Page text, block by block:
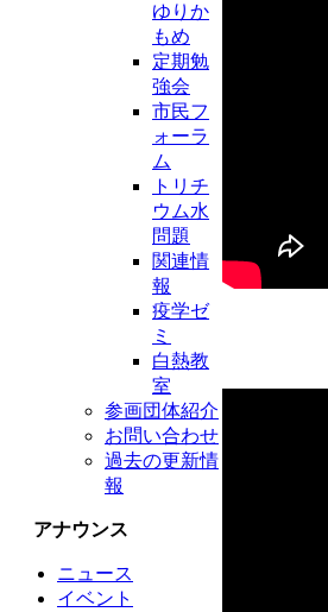
ゆりか
もめ
定期勉
強会
市民フ
ォーラ
ム
トリチ
ウム水
問題
関連情
報
疫学ゼ
ミ
白熱教
室
参画団体紹介
お問い合わせ
過去の更新情
報
アナウンス
ニュース
イベント